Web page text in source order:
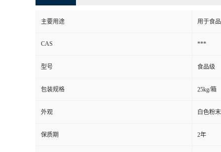
主要用途 用于食
CAS ***
型号 食品级
包装规格 25kg/箱
外观 白色粉末
保质期 2年